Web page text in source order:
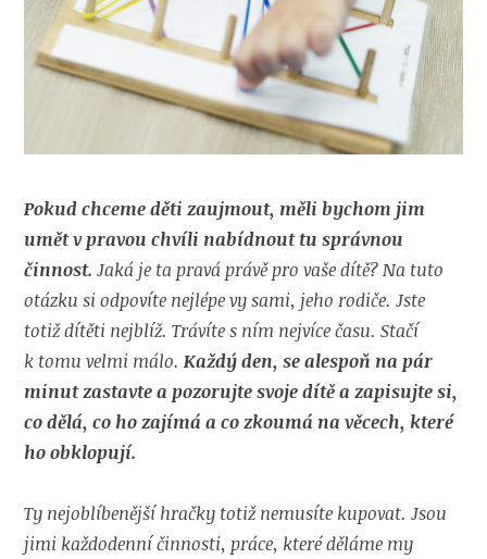
Pokud chceme děti zaujmout, měli bychom jim
umět v pravou chvíli nabídnout tu správnou
činnost. Jaká je ta pravá právě pro vaše dítě? Na tuto
otázku si odpovíte nejlépe vy sami, jeho rodiče. Jste
totiž dítěti nejblíž. Trávíte s ním nejvíce času. Stačí
k tomu velmi málo.Každý den, se alespoň na pár
minut zastavte a pozorujte svoje dítě a zapisujte si,
co dělá, co ho zajímá a co zkoumá na věcech, které
ho obklopují.
Ty nejoblíbenější hračky totiž nemusíte kupovat. Jsou
jimi každodenní činnosti, práce, které děláme my